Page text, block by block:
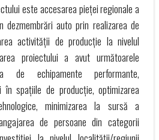
este accesarea pieței regionale a
dezmembrări auto prin realizarea de
activității de producție la nivelul
proiectului a avut următoarele
de echipamente performante,
în spațiile de producție, optimizarea
minimizarea la sursă a
de persoane din categorii